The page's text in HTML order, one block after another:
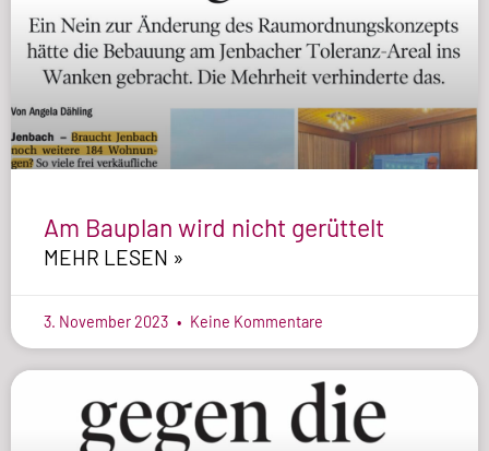
Am Bauplan wird nicht gerüttelt
MEHR LESEN »
3. November 2023 Keine Kommentare